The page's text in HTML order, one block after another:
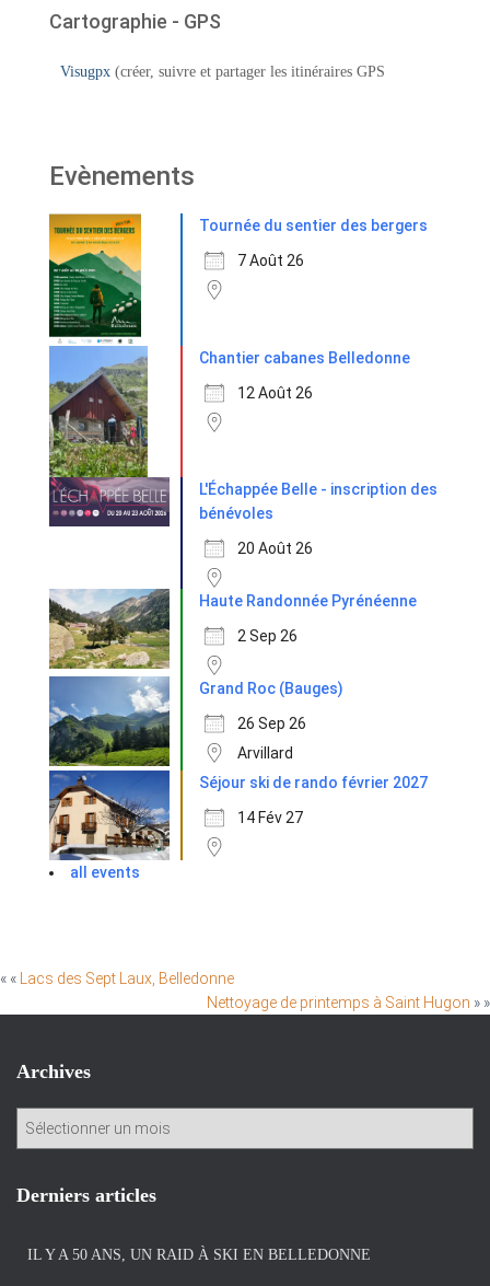
Cartographie - GPS
Visugpx (créer, suivre et partager les itinéraires GPS
Evènements
Tournée du sentier des bergers
7 Août 26
Chantier cabanes Belledonne
12 Août 26
L'Échappée Belle - inscription des
bénévoles
20 Août 26
Haute Randonnée Pyrénéenne
2 Sep 26
Grand Roc (Bauges)
26 Sep 26
Arvillard
Séjour ski de rando février 2027
14 Fév 27
all events
« « Lacs des Sept Laux, Belledonne
Nettoyage de printemps à Saint Hugon » »
Archives
h
Derniers articles
IL Y A 50 ANS, UN RAID À SKI EN BELLEDONNE